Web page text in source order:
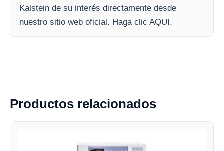
Kalstein de su interés directamente desde
nuestro sitio web oficial. Haga clic AQUI.
Productos relacionados